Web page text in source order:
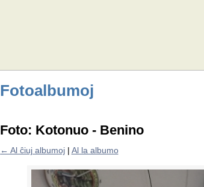
Fotoalbumoj
Foto: Kotonuo - Benino
← Al ĉiuj albumoj| Al la albumo